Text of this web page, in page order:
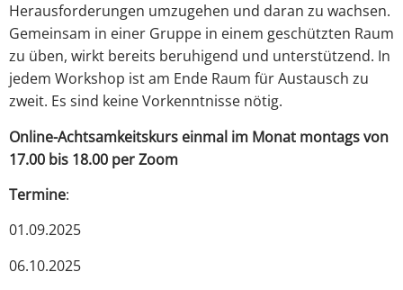
Herausforderungen umzugehen und daran zu wachsen.
Gemeinsam in einer Gruppe in einem geschützten Raum
zu üben, wirkt bereits beruhigend und unterstützend. In
jedem Workshop ist am Ende Raum für Austausch zu
zweit. Es sind keine Vorkenntnisse nötig.
Online-Achtsamkeitskurs einmal im Monat montags von
17.00 bis 18.00 per Zoom
Termine:
01.09.2025
06.10.2025